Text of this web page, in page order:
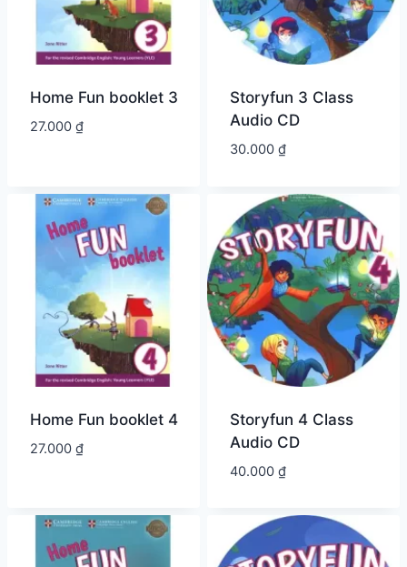
Home Fun booklet 3
27.000 ₫
Storyfun 3 Class
Audio CD
30.000 ₫
Home Fun booklet 4
27.000 ₫
Storyfun 4 Class
Audio CD
40.000 ₫